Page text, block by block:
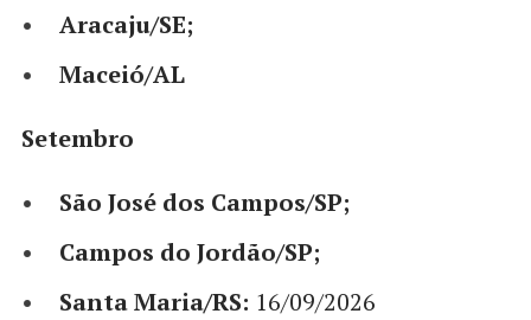
Aracaju/SE;
Maceió/AL
Setembro
São José dos Campos/SP;
Campos do Jordão/SP;
Santa Maria/RS: 16/09/2026